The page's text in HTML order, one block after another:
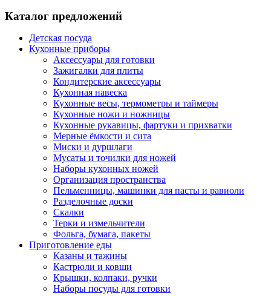
Каталог предложений
Детская посуда
Кухонные приборы
Аксессуары для готовки
Зажигалки для плиты
Кондитерские аксессуары
Кухонная навеска
Кухонные весы, термометры и таймеры
Кухонные ножи и ножницы
Кухонные рукавицы, фартуки и прихватки
Мерные ёмкости и сита
Миски и дуршлаги
Мусаты и точилки для ножей
Наборы кухонных ножей
Организация пространства
Пельменницы, машинки для пасты и равиоли
Разделочные доски
Скалки
Терки и измельчители
Фольга, бумага, пакеты
Приготовление еды
Казаны и тажины
Кастрюли и ковши
Крышки, колпаки, ручки
Наборы посуды для готовки